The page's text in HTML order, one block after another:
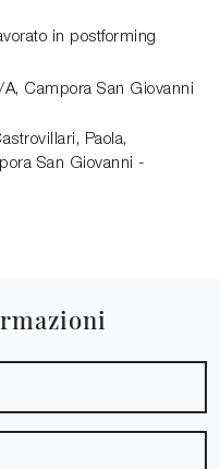
in postforming
Campora San Giovanni
Paola,
San Giovanni -